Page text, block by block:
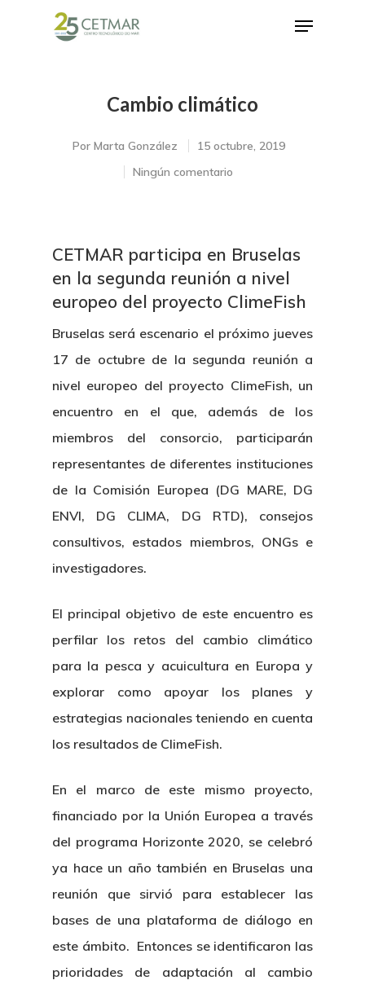
Hit enter to search or ESC to close
Cambio climático
Por Marta González
15 octubre, 2019
Ningún comentario
CETMAR participa en Bruselas
en la segunda reunión a nivel
europeo del proyecto ClimeFish
Bruselas será escenario el próximo jueves
17 de octubre de la segunda reunión a
nivel europeo del proyecto ClimeFish, un
encuentro en el que, además de los
miembros del consorcio, participarán
representantes de diferentes instituciones
de la Comisión Europea (DG MARE, DG
ENVI, DG CLIMA, DG RTD), consejos
consultivos, estados miembros, ONGs e
investigadores.
El principal objetivo de este encuentro es
perfilar los retos del cambio climático
para la pesca y acuicultura en Europa y
explorar como apoyar los planes y
estrategias nacionales teniendo en cuenta
los resultados de ClimeFish.
En el marco de este mismo proyecto,
financiado por la Unión Europea a través
del programa Horizonte 2020, se celebró
ya hace un año también en Bruselas una
reunión que sirvió para establecer las
bases de una plataforma de diálogo en
este ámbito. Entonces se identificaron las
prioridades de adaptación al cambio